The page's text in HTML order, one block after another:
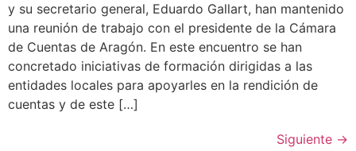
y su secretario general, Eduardo Gallart, han mantenido
una reunión de trabajo con el presidente de la Cámara
de Cuentas de Aragón. En este encuentro se han
concretado iniciativas de formación dirigidas a las
entidades locales para apoyarles en la rendición de
cuentas y de este […]
Siguiente →